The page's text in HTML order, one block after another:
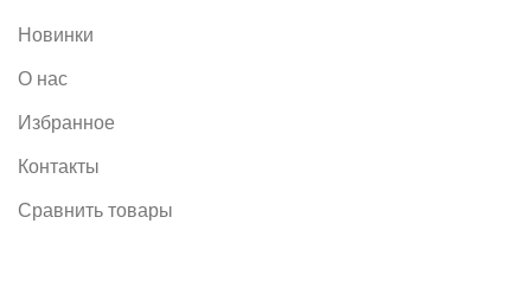
Новинки
О нас
Избранное
Контакты
Сравнить товары